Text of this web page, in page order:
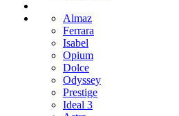
Almaz
Ferrara
Isabel
Opium
Dolce
Odyssey
Prestige
Ideal 3